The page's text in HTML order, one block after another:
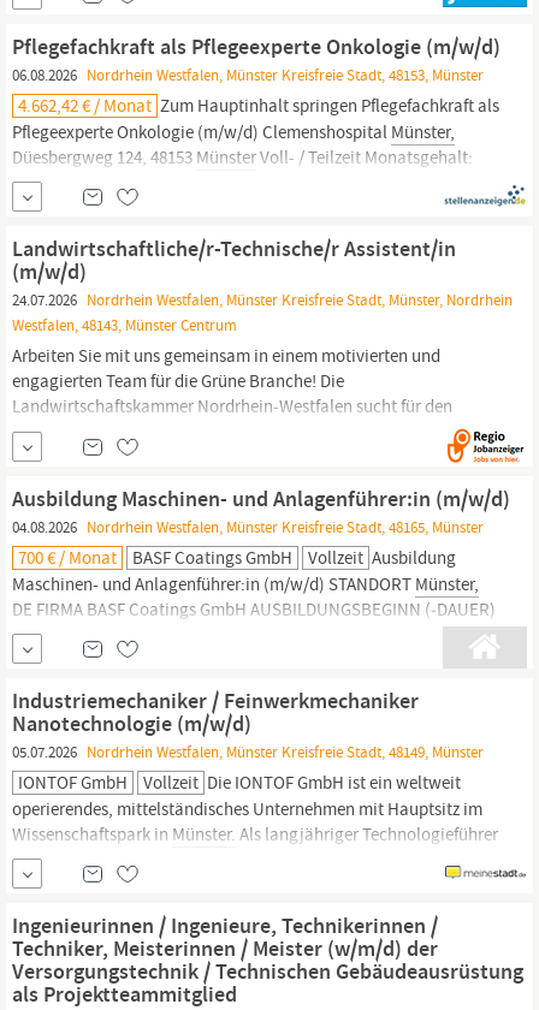
maßge­schnei­derten Produkte bieten umfassen­den Schutz vor
Ertrags­verlusten durch Wetter­gefahren. Mit innovativen Ideen
und mo...
Pflegefachkraft als Pflegeexperte Onkologie (m/w/d)
06.08.2026 Nordrhein Westfalen, Münster Kreisfreie Stadt, 48153, Münster
4.662,42 € / Monat Zum Hauptinhalt springen Pflegefachkraft als
Pflegeexperte Onkologie (m/w/d) Clemenshospital Münster,
Düesbergweg 124, 48153 MünsterVoll- / Teilzeit Monatsgehalt:
3.992,39 – 4.662,42 EUR Kennziffer: LUD6728 Die Ludgerus-
Kliniken
Münster GmbH gehört zum Verbund der Alexianer in
Deutschland und umfasst das Clemenshospital und die
Raphaelsklinik inMünster.
Landwirtschaftliche/r-Technische/r Assistent/in
(m/w/d)
24.07.2026 Nordrhein Westfalen, Münster Kreisfreie Stadt, Münster, Nordrhein
Westfalen, 48143, Münster Centrum
Arbeiten Sie mit uns gemeinsam in einem motivierten und
engagierten Team für die Grüne Branche! Die
Landwirtschaftskammer Nordrhein-Westfalen sucht für den
Fachbereich 62 - Pflanzenschutzdienst - in
baldmöglichst
eine/n Landwirtschaftlichen Assistent/in (m/w/d) im Sachbereich
Ausbildung Maschinen- und Anlagenführer:in (m/w/d)
04.08.2026 Nordrhein Westfalen, Münster Kreisfreie Stadt, 48165, Münster
700 € / Monat BASF Coatings GmbH Vollzeit Ausbildung
Maschinen- und Anlagenführer:in (m/w/d) STANDORT Münster,
DE FIRMA BASF Coatings GmbH AUSBILDUNGSBEGINN (‑DAUER)
01.09.2027 (2 Jahr(e)) ELEMENTE DEINER AUSBILDUNG In
unseren Hallen spielst Du die erste Geige! In Zeiten der
Digitalisierung können viele Aufgaben von Maschinen
übernommen werden und somit den Menschen ersetzen.
Industriemechaniker / Feinwerkmechaniker
Nanotechnologie (m/w/d)
05.07.2026 Nordrhein Westfalen, Münster Kreisfreie Stadt, 48149, Münster
IONTOF GmbH Vollzeit Die IONTOF GmbH ist ein weltweit
operierendes, mittelständisches Unternehmen mit Hauptsitz im
Wissenschaftspark in Münster. Als langjähriger Technologieführer
produzieren und vertreiben wir moderne Lösungen für die
Oberflächenanalytik in Industrie und Forschung. Montage und
Reparatur von komplexen Komponenten in unterschiedlichen
Bauarten und
Ingenieurinnen / Ingenieure, Technikerinnen /
Techniker, Meisterinnen / Meister (w/m/d) der
Versorgungstechnik / Technischen Gebäudeausrüstung
als Projektteammitglied